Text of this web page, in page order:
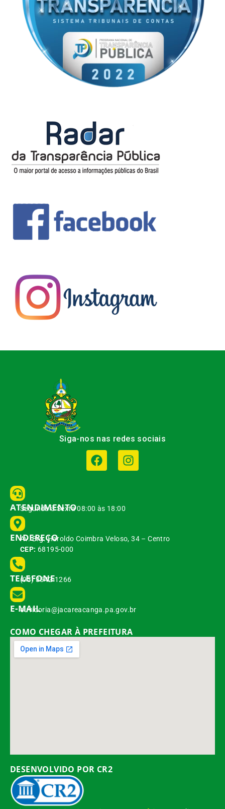
Siga-nos nas redes sociais
ATENDIMENTO
Segunda à Sexta 08:00 às 18:00
ENDEREÇO
Av. Brg. Haroldo Coimbra Veloso, 34 – Centro
CEP: 68195-000
TELEFONE
(93) 3542-1266
E-MAIL
ouvidoria@jacareacanga.pa.gov.br
COMO CHEGAR À PREFEITURA
DESENVOLVIDO POR CR2